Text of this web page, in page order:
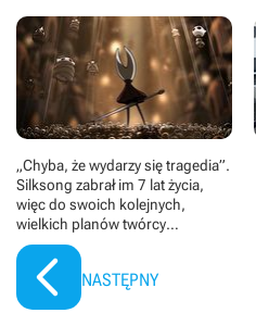
„Chyba, że wydarzy się tragedia”.
Silksong zabrał im 7 lat życia,
więc do swoich kolejnych,
wielkich planów twórcy
podchodzą z chłodną głową
NASTĘPNY